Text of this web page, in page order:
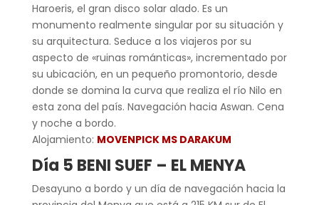
Haroeris, el gran disco solar alado. Es un
monumento realmente singular por su situación y
su arquitectura. Seduce a los viajeros por su
aspecto de «ruinas románticas», incrementado por
su ubicación, en un pequeño promontorio, desde
donde se domina la curva que realiza el río Nilo en
esta zona del país. Navegación hacia Aswan. Cena
y noche a bordo.
Alojamiento: MOVENPICK MS DARAKUM
Día 5 BENI SUEF – EL MENYA
Desayuno a bordo y un día de navegación hacia la